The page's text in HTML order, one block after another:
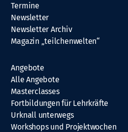
Termine
Newsletter
Newsletter Archiv
Magazin „teilchenwelten“
Angebote
Alle Angebote
Masterclasses
Fortbildungen für Lehrkräfte
Urknall unterwegs
Workshops und Projektwochen